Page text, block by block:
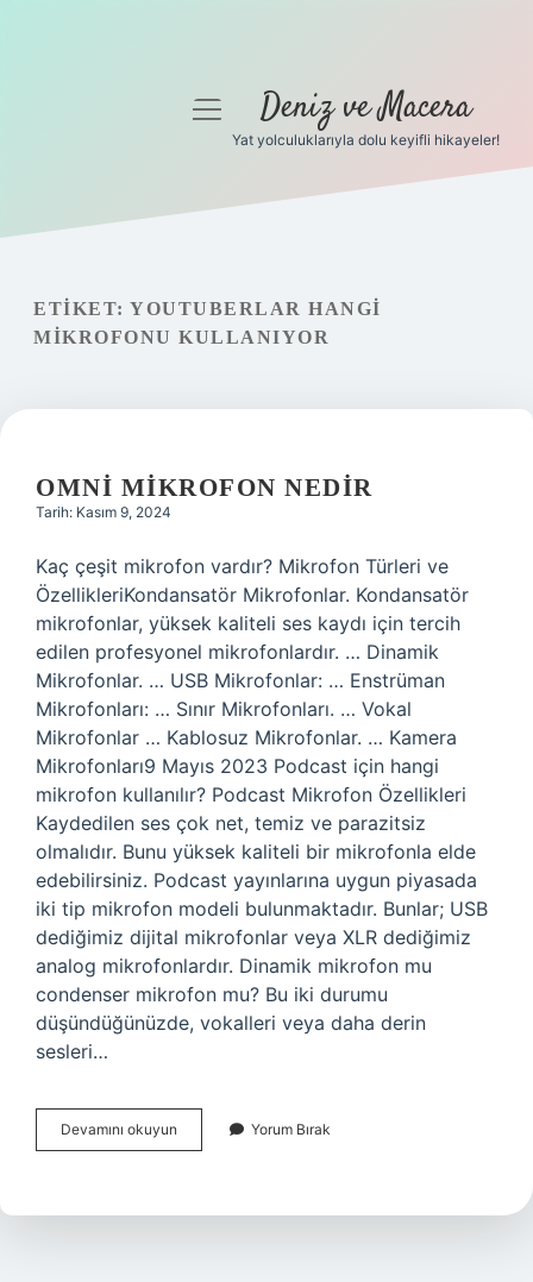
Gizlilik Politikası
Hakkımızda
menüyüDeniz ve Macera
Yat yolculuklarıyla dolu keyifli hikayeler!
ETIKET: YOUTUBERLAR HANGI
MIKROFONU KULLANIYOR
OMNI MIKROFON NEDIR
Tarih: Kasım 9, 2024
Kaç çeşit mikrofon vardır? Mikrofon Türleri ve
ÖzellikleriKondansatör Mikrofonlar. Kondansatör
mikrofonlar, yüksek kaliteli ses kaydı için tercih
edilen profesyonel mikrofonlardır. … Dinamik
Mikrofonlar. … USB Mikrofonlar: … Enstrüman
Mikrofonları: … Sınır Mikrofonları. … Vokal
Mikrofonlar … Kablosuz Mikrofonlar. … Kamera
Mikrofonları9 Mayıs 2023 Podcast için hangi
mikrofon kullanılır? Podcast Mikrofon Özellikleri
Kaydedilen ses çok net, temiz ve parazitsiz
olmalıdır. Bunu yüksek kaliteli bir mikrofonla elde
edebilirsiniz. Podcast yayınlarına uygun piyasada
iki tip mikrofon modeli bulunmaktadır. Bunlar; USB
dediğimiz dijital mikrofonlar veya XLR dediğimiz
analog mikrofonlardır. Dinamik mikrofon mu
condenser mikrofon mu? Bu iki durumu
düşündüğünüzde, vokalleri veya daha derin
sesleri…
Devamını okuyun
Mikrofon
Yorum Bırak